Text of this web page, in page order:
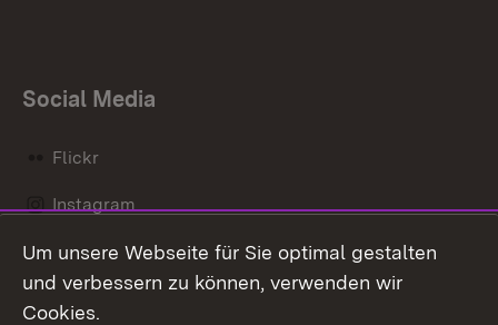
Social Media
Flickr
Instagram
Social Wall
Um unsere Webseite für Sie optimal gestalten
und verbessern zu können, verwenden wir
Cookies.